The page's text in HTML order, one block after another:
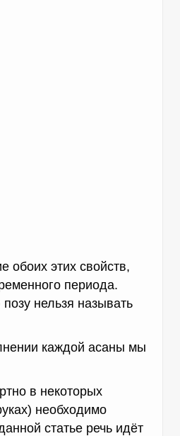
обоих этих свойств,
периода.
нельзя называть
каждой асаны мы
в некоторых
необходимо
статье речь идёт